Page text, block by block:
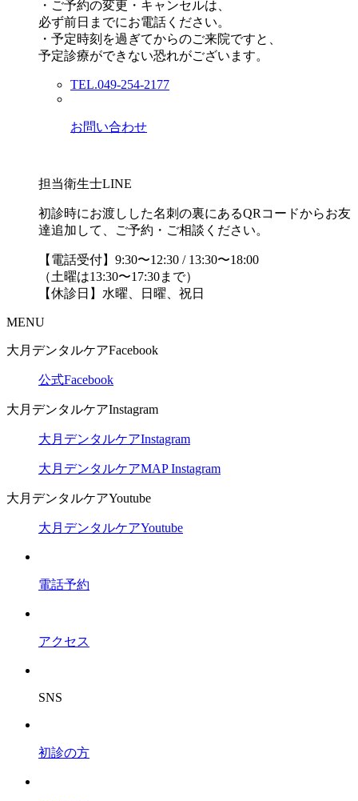
・ご予約の変更・キャンセルは、
必ず前日までにお電話ください。
・予定時刻を過ぎてからのご来院ですと、
予定診療ができない恐れがございます。
TEL.049-254-2177
お問い合わせ
担当衛生士LINE
初診時にお渡しした名刺の裏にあるQRコードからお友
達追加して、ご予約・ご相談ください。
【電話受付】9:30〜12:30 / 13:30〜18:00
（土曜は13:30〜17:30まで）
【休診日】水曜、日曜、祝日
MENU
大月デンタルケアFacebook
公式Facebook
大月デンタルケアInstagram
大月デンタルケアInstagram
大月デンタルケアMAP Instagram
大月デンタルケアYoutube
大月デンタルケアYoutube
電話予約
アクセス
SNS
初診の方